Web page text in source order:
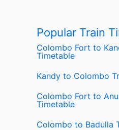
Popular Train
Colombo Fort to
Timetable
Kandy to Colombo
Colombo Fort to
Timetable
Colombo to Badulla